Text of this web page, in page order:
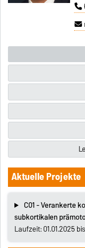
Aktuelle Projekte
C01 - Verankerte
subkortikalen
Laufzeit: 01.01.2025